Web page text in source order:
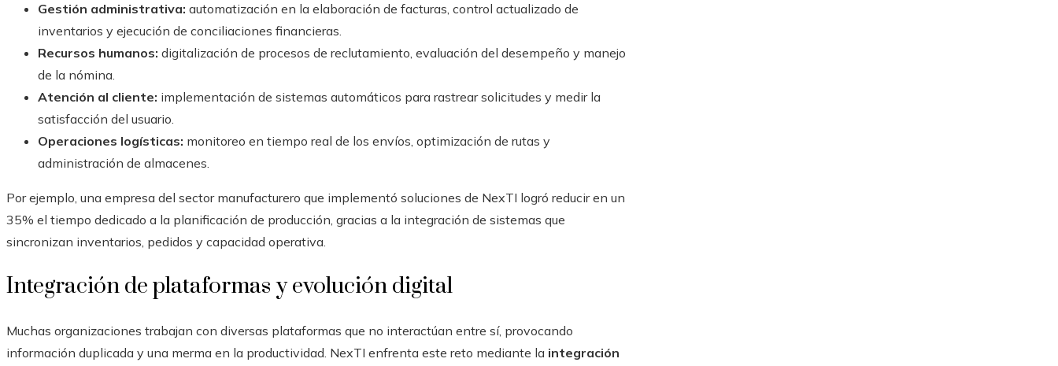
Gestión administrativa: automatización en la elaboración de facturas, control actualizado de
inventarios y ejecución de conciliaciones financieras.
Recursos humanos: digitalización de procesos de reclutamiento, evaluación del desempeño y manejo
de la nómina.
Atención al cliente: implementación de sistemas automáticos para rastrear solicitudes y medir la
satisfacción del usuario.
Operaciones logísticas: monitoreo en tiempo real de los envíos, optimización de rutas y
administración de almacenes.
Por ejemplo, una empresa del sector manufacturero que implementó soluciones de NexTI logró reducir en un
35% el tiempo dedicado a la planificación de producción, gracias a la integración de sistemas que
sincronizan inventarios, pedidos y capacidad operativa.
Integración de plataformas y evolución digital
Muchas organizaciones trabajan con diversas plataformas que no interactúan entre sí, provocando
información duplicada y una merma en la productividad. NexTI enfrenta este reto mediante la integración